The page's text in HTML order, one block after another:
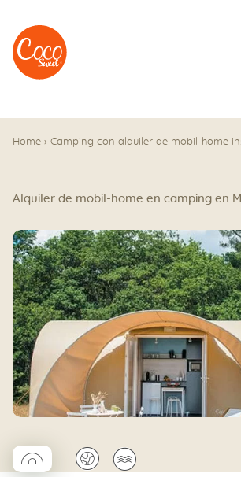
Ir al menú
Ir a los contenidos
Home › Camping con alquiler de mobil-home
Alquiler de mobil-home en camping en
◯Coco rond🌍 🌊